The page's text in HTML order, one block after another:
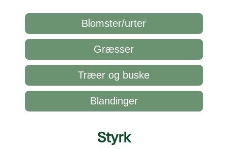
Blomster/urter
Græsser
Træer og buske
Blandinger
Styrk